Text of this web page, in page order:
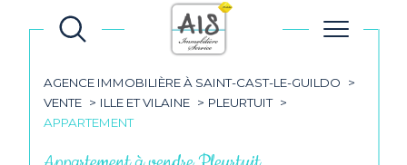
AGENCE IMMOBILIÈRE À SAINT-CAST-LE-GUILDO
VENTE
ILLE ET VILAINE
PLEURTUIT
APPARTEMENT